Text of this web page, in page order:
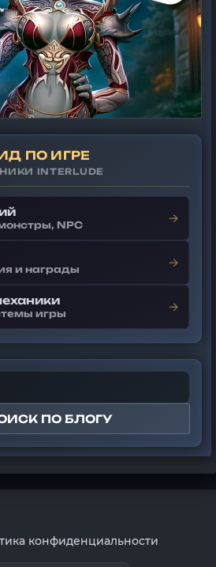
ПО ИГРЕ
INTERLUDE
NPC →
и награды →
игры →
ПО БЛОГУ
конфиденциальности